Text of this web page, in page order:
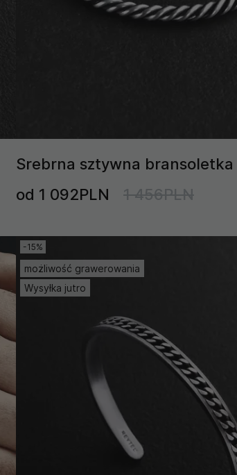
Srebrna sztywna bransoletka
od 1 092PLN
1 456PLN
-15%
możliwość grawerowania
Wysyłka jutro